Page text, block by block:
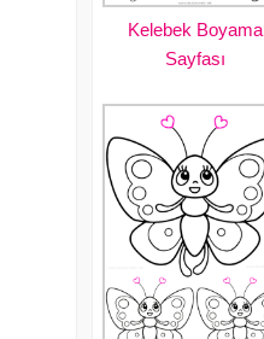
Kelebek Boyama
Sayfası